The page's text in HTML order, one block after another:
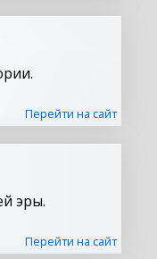
Перейти на сайт
эры.
Перейти на сайт